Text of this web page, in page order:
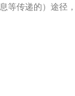
等传递的）途径